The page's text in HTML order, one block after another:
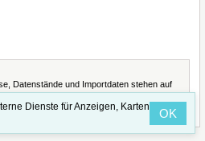
Datenstände und Importdaten stehen auf
.
Dienste für Anzeigen, Karten
OK